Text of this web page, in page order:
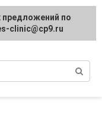
и
по
clinic@cp9.ru